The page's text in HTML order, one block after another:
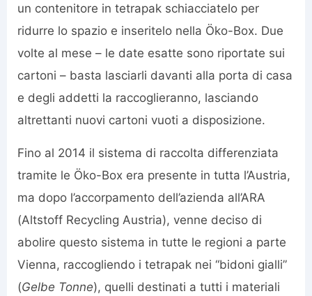
un contenitore in tetrapak schiacciatelo per
ridurre lo spazio e inseritelo nella Öko-Box. Due
volte al mese – le date esatte sono riportate sui
cartoni – basta lasciarli davanti alla porta di casa
e degli addetti la raccoglieranno, lasciando
altrettanti nuovi cartoni vuoti a disposizione.
Fino al 2014 il sistema di raccolta differenziata
tramite le Öko-Box era presente in tutta l’Austria,
ma dopo l’accorpamento dell’azienda all’ARA
(Altstoff Recycling Austria), venne deciso di
abolire questo sistema in tutte le regioni a parte
Vienna, raccogliendo i tetrapak nei “bidoni gialli”
(Gelbe Tonne), quelli destinati a tutti i materiali